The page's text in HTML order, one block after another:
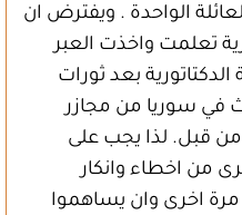
الواحدة . ويفترض ان
تعلمت واخذت العبر
بعد ثورات
في سوريا من مجازر
قبل. لذا يجب على
من اخطاء وانكار
مرة اخرى وان يساهموا